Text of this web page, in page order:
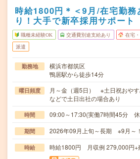
時給1800円＊＜9月/在宅勤務
り！大手で新卒採用サポート
職種未経験OK 交通費別途支給あり 在宅
派遣
勤務地
横浜市都筑区
鴨居駅から徒歩14分
曜日頻度
月～金（週5日） ※土日祝おや
などで土日出社の場合あり
時間 09:00～17:30(実働7時間45分
期間 2026年09月上旬～長期 ※9月～！
時給 時給1800円 月収例 279,000円+